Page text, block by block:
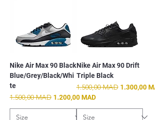
Nike Air Max 90 Black
Blue/Grey/Black/Whi
te
Prix original
1.500,00 MAD Prix promotionnel
1.200,00 MAD
Nike Air Max 90 Drift
Triple Black
Prix original
1.500,00 MAD Prix
1.300,00